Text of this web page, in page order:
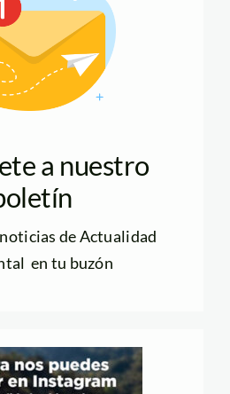
a nuestro
de Actualidad
en tu buzón